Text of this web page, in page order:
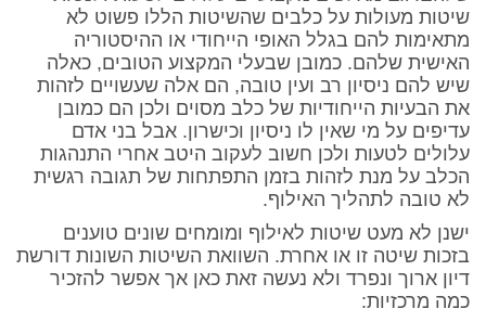
שיטות מעולות על כלבים שהשיטות הללו פשוט לא
מתאימות להם בגלל האופי הייחודי או ההיסטוריה
האישית שלהם. כמובן שבעלי המקצוע הטובים, כאלה
שיש להם ניסיון רב ועין טובה, הם אלה שעשויים לזהות
את הבעיות הייחודיות של כלב מסוים ולכן הם כמובן
עדיפים על מי שאין לו ניסיון וכישרון. אבל בני אדם
עלולים לטעות ולכן חשוב לעקוב היטב אחרי התנהגות
הכלב על מנת לזהות בזמן התפתחות של תגובה רגשית
לא טובה לתהליך האילוף.
ישנן לא מעט שיטות לאילוף ומומחים שונים טוענים
בזכות שיטה זו או אחרת. השוואת השיטות השונות דורשת
דיון ארוך ונפרד ולא נעשה זאת כאן אך אפשר להזכיר
כמה מרכזיות: